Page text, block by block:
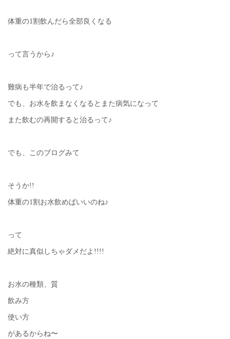
体重の1割飲んだら全部良くなる
って言うから♪
難病も半年で治るって♪
でも、お水を飲まなくなるとまた病気になって
また飲むの再開すると治るって♪
でも、このブログみて
そうか!!
体重の1割お水飲めばいいのね♪
って
絶対に真似しちゃダメだよ!!!!
お水の種類、質
飲み方
使い方
があるからね〜